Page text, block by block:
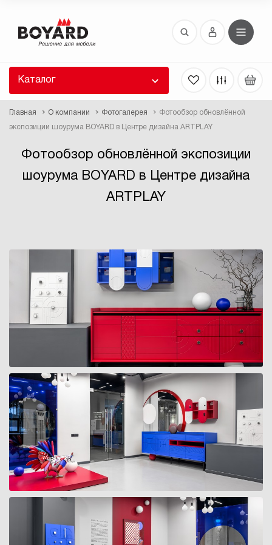
Каталог
Главная О компании Фотогалерея Фотообзор обновлённой
экспозиции шоурума BOYARD в Центре дизайна ARTPLAY
Фотообзор обновлённой экспозиции
шоурума BOYARD в Центре дизайна
ARTPLAY
Восстановление пароля
высланы вам по E-Mail.
ссылку для восстановления